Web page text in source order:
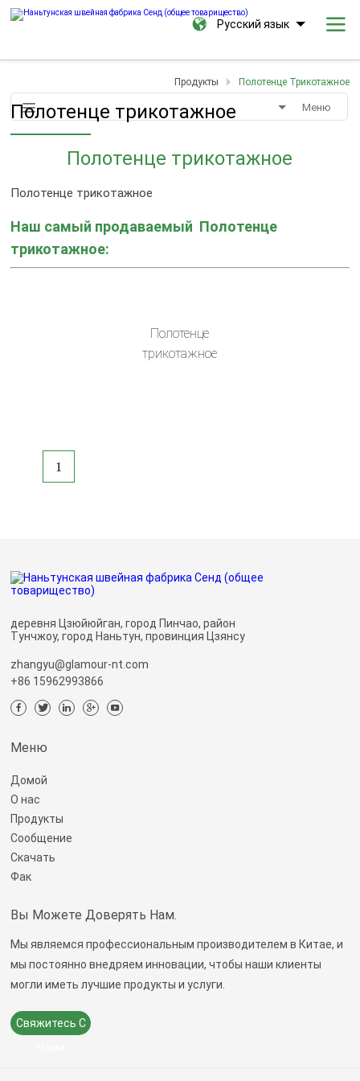
Русский язык
Продукты Полотенце Трикотажное
Полотенце трикотажное Меню
Полотенце трикотажное
Полотенце трикотажное
Наш самый продаваемый Полотенце
трикотажное:
Полотенце
трикотажное
1
деревня Цзюйюйган, город Пинчао, район
Тунчжоу, город Наньтун, провинция Цзянсу
zhangyu@glamour-nt.com
+86 15962993866
Меню
Домой
О нас
Продукты
Сообщение
Скачать
Фак
Вы Можете Доверять Нам.
Мы являемся профессиональным производителем в Китае, и
мы постоянно внедряем инновации, чтобы наши клиенты
могли иметь лучшие продукты и услуги.
Свяжитесь С